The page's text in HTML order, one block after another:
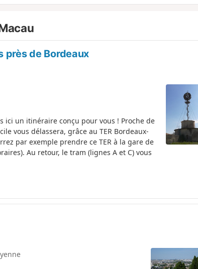
près de Bordeaux
ici un itinéraire conçu pour vous ! Proche de
vous délassera, grâce au TER Bordeaux-
par exemple prendre ce TER à la gare de
Au retour, le tram (lignes A et C) vous